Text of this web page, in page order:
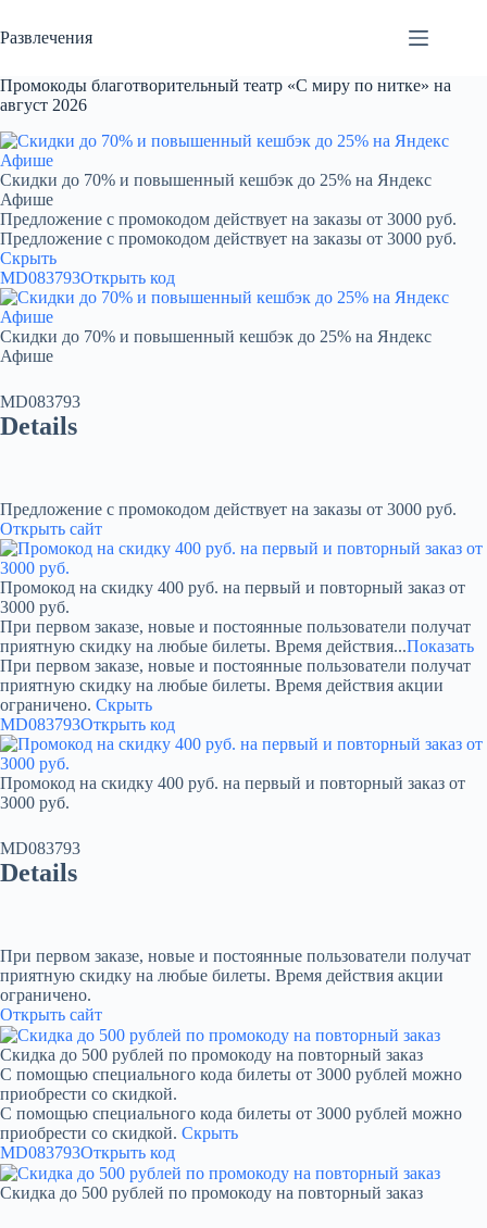
к
сути
Развлечения
Промокоды благотворительный театр «С миру по нитке» на
август 2026
Скидки до 70% и повышенный кешбэк до 25% на Яндекс
Афише
Предложение с промокодом действует на заказы от 3000 руб.
Предложение с промокодом действует на заказы от 3000 руб.
Скрыть
MD083793Открыть код
Скидки до 70% и повышенный кешбэк до 25% на Яндекс
Афише
MD083793
Details
Предложение с промокодом действует на заказы от 3000 руб.
Открыть сайт
Промокод на скидку 400 руб. на первый и повторный заказ от
3000 руб.
При первом заказе, новые и постоянные пользователи получат
приятную скидку на любые билеты. Время действия...Показать
При первом заказе, новые и постоянные пользователи получат
приятную скидку на любые билеты. Время действия акции
ограничено. Скрыть
MD083793Открыть код
Промокод на скидку 400 руб. на первый и повторный заказ от
3000 руб.
MD083793
Details
При первом заказе, новые и постоянные пользователи получат
приятную скидку на любые билеты. Время действия акции
ограничено.
Открыть сайт
Скидка до 500 рублей по промокоду на повторный заказ
С помощью специального кода билеты от 3000 рублей можно
приобрести со скидкой.
С помощью специального кода билеты от 3000 рублей можно
приобрести со скидкой. Скрыть
MD083793Открыть код
Скидка до 500 рублей по промокоду на повторный заказ